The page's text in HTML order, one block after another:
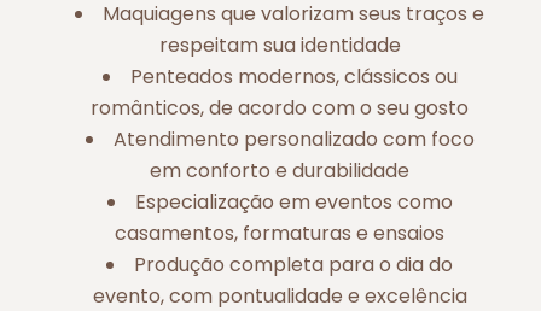
Maquiagens que valorizam seus traços e
respeitam sua identidade
Penteados modernos, clássicos ou
românticos, de acordo com o seu gosto
Atendimento personalizado com foco
em conforto e durabilidade
Especialização em eventos como
casamentos, formaturas e ensaios
Produção completa para o dia do
evento, com pontualidade e excelência